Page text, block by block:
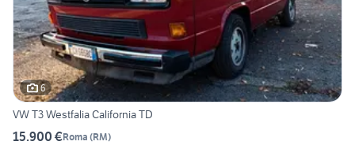
6
VW T3 Westfalia California TD
15.900 €Roma (RM)